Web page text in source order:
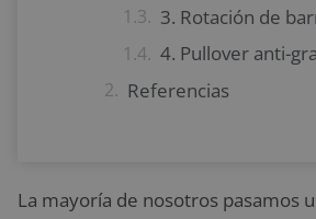
4. Pullover anti-
Referencias
La mayoría de nosotros pasamos